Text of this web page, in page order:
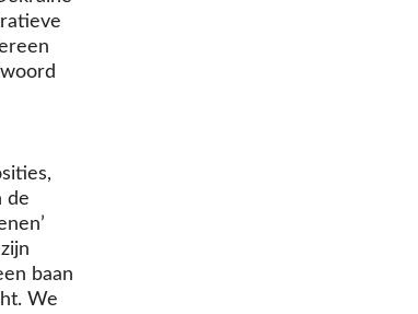
de
baan
We